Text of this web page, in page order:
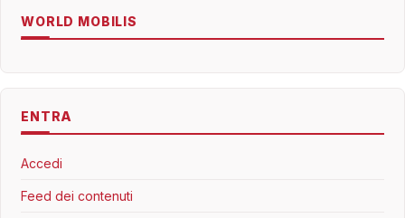
WORLD MOBILIS
ENTRA
Accedi
Feed dei contenuti